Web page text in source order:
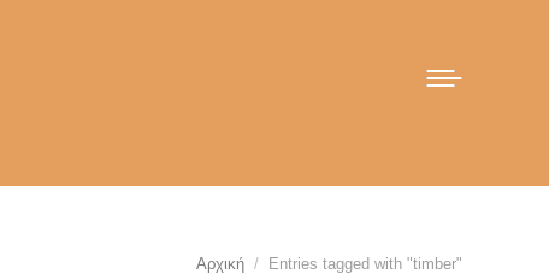
You are here:
Αρχική Entries tagged with "timber"